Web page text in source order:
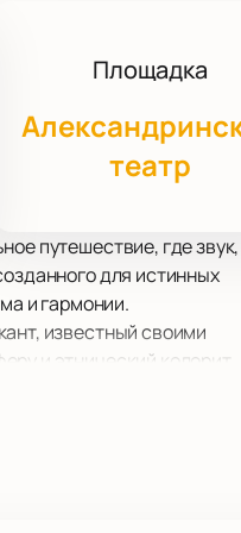
Площадка
театр
путешествие, где звук,
для истинных
и гармонии.
известный своими
и этнический колорит.
и звуковые